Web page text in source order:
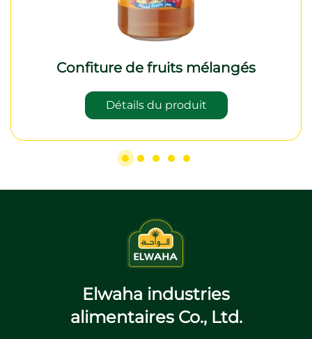
Confiture de fruits mélangés
Détails du produit
Elwaha industries
alimentaires Co., Ltd.